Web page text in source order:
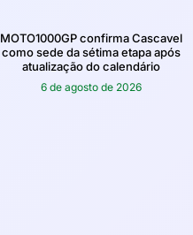
MOTO1000GP confirma Cascavel
como sede da sétima etapa após
atualização do calendário
6 de agosto de 2026